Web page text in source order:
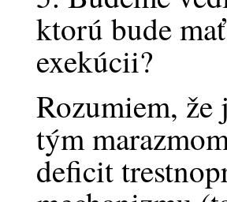
ktorú bude
exekúcii?
Rozumiem, že
tým
deficit